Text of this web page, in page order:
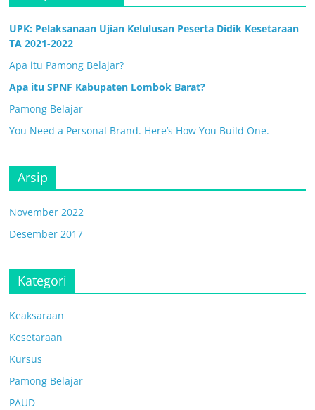
UPK: Pelaksanaan Ujian Kelulusan Peserta Didik Kesetaraan
TA 2021-2022
Apa itu Pamong Belajar?
Apa itu SPNF Kabupaten Lombok Barat?
Pamong Belajar
You Need a Personal Brand. Here’s How You Build One.
Arsip
November 2022
Desember 2017
Kategori
Keaksaraan
Kesetaraan
Kursus
Pamong Belajar
PAUD